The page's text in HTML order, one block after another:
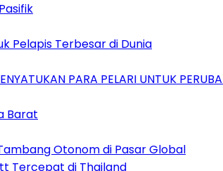
Pelapis Terbesar di Dunia
PARA PELARI UNTUK
Barat
Otonom di Pasar Global
Tercepat di Thailand